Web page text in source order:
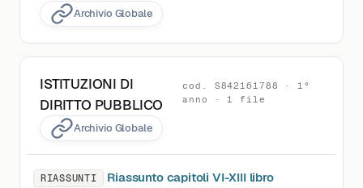
Archivio Globale
ISTITUZIONI DI
DIRITTO PUBBLICO
cod. S842161788 · 1°
anno · 1 file
Archivio Globale
RIASSUNTI
Riassunto capitoli VI-XIII libro